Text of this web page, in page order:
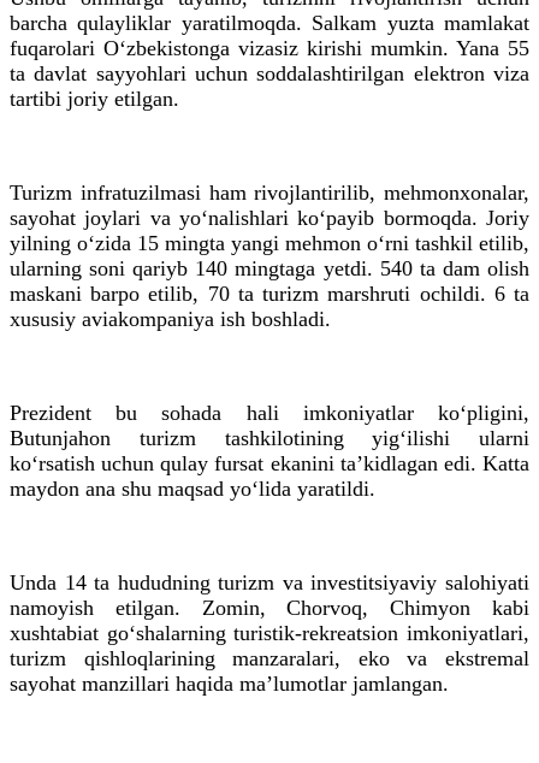
barcha qulayliklar yaratilmoqda. Salkam yuzta mamlakat
fuqarolari O‘zbekistonga vizasiz kirishi mumkin. Yana 55
ta davlat sayyohlari uchun soddalashtirilgan elektron viza
tartibi joriy etilgan.
Turizm infratuzilmasi ham rivojlantirilib, mehmonxonalar,
sayohat joylari va yo‘nalishlari ko‘payib bormoqda. Joriy
yilning o‘zida 15 mingta yangi mehmon o‘rni tashkil etilib,
ularning soni qariyb 140 mingtaga yetdi. 540 ta dam olish
maskani barpo etilib, 70 ta turizm marshruti ochildi. 6ta
xususiy aviakompaniya ish boshladi.
Prezident bu sohada hali imkoniyatlar ko‘pligini,
Butunjahon turizm tashkilotining yig‘ilishi ularni
ko‘rsatish uchun qulay fursat ekanini taʼkidlagan edi. Katta
maydon ana shu maqsad yo‘lida yaratildi.
Unda 14ta hududning turizm va investitsiyaviy salohiyati
namoyish etilgan. Zomin, Chorvoq,Chimyon kabi
xushtabiat go‘shalarning turistik-rekreatsion imkoniyatlari,
turizm qishloqlarining manzaralari, ekova ekstremal
sayohat manzillari haqida maʼlumotlar jamlangan.